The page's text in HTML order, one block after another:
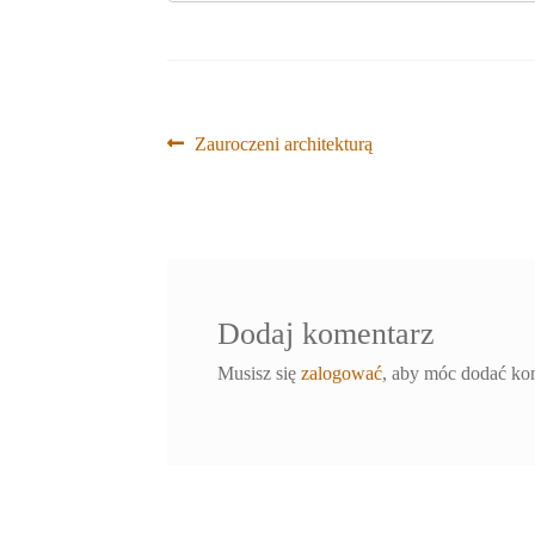
Nawigacja
Poprzedni
Zauroczeni architekturą
Dodaj komentarz
Musisz się zalogować, aby móc dodać